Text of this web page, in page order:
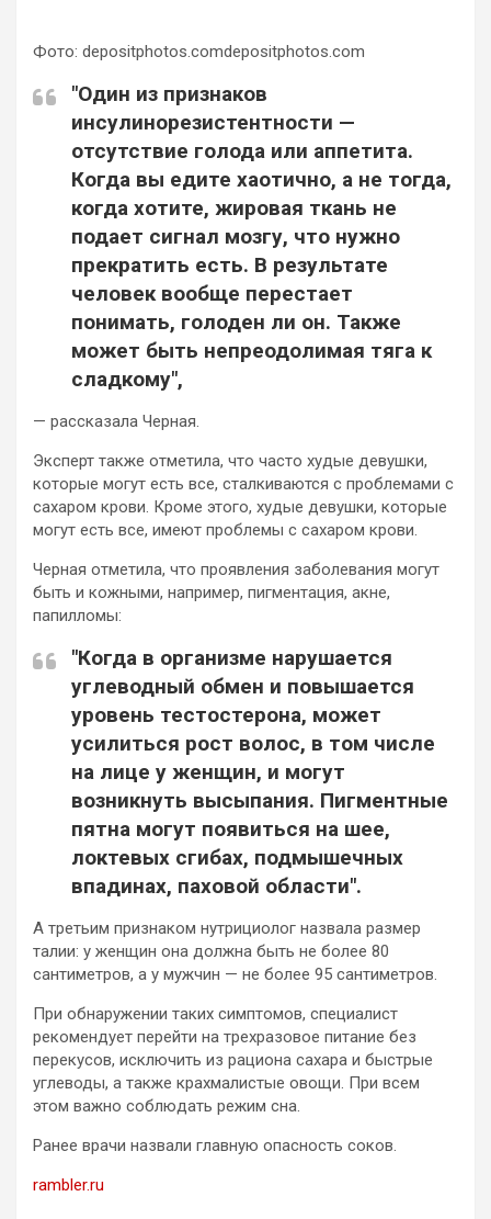
Фото: depositphotos.comdepositphotos.com
"Один из признаков
инсулинорезистентности —
отсутствие голода или аппетита.
Когда вы едите хаотично, а не тогда,
когда хотите, жировая ткань не
подает сигнал мозгу, что нужно
прекратить есть. В результате
человек вообще перестает
понимать, голоден ли он. Также
может быть непреодолимая тяга к
сладкому",
— рассказала Черная.
Эксперт также отметила, что часто худые девушки,
которые могут есть все, сталкиваются с проблемами с
сахаром крови. Кроме этого, худые девушки, которые
могут есть все, имеют проблемы с сахаром крови.
Черная отметила, что проявления заболевания могут
быть и кожными, например, пигментация, акне,
папилломы:
"Когда в организме нарушается
углеводный обмен и повышается
уровень тестостерона, может
усилиться рост волос, в том числе
на лице у женщин, и могут
возникнуть высыпания. Пигментные
пятна могут появиться на шее,
локтевых сгибах, подмышечных
впадинах, паховой области".
А третьим признаком нутрициолог назвала размер
талии: у женщин она должна быть не более 80
сантиметров, а у мужчин — не более 95 сантиметров.
При обнаружении таких симптомов, специалист
рекомендует перейти на трехразовое питание без
перекусов, исключить из рациона сахара и быстрые
углеводы, а также крахмалистые овощи. При всем
этом важно соблюдать режим сна.
Ранее врачи назвали главную опасность соков.
rambler.ru